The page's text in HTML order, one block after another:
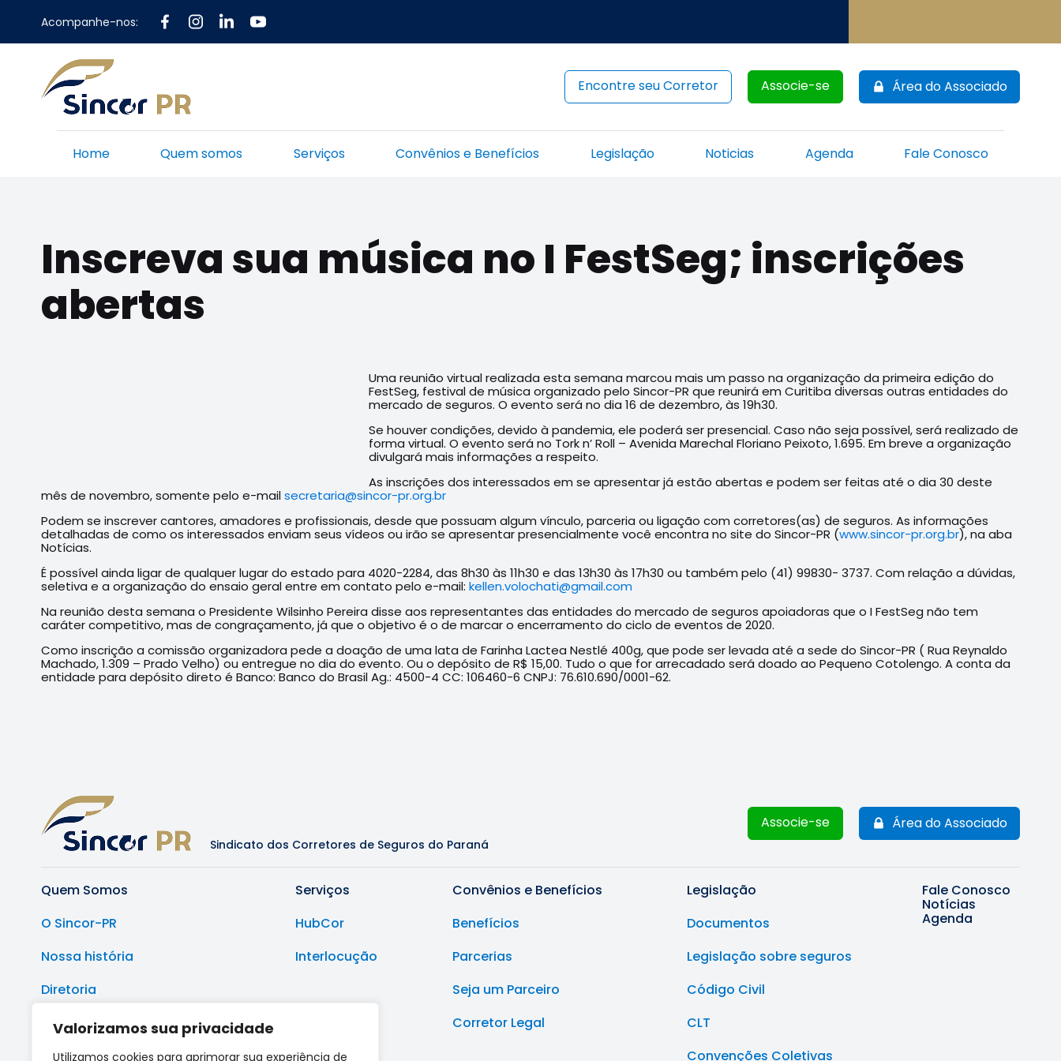
Valorizamos sua privacidade
Utilizamos cookies para aprimorar sua experiência de
Acompanhe-nos:
Encontre seu Corretor Associe-se Área do Associado
Home Quem somos Serviços Convênios e Benefícios Legislação Noticias Agenda Fale Conosco
Inscreva sua música no I FestSeg; inscrições
abertas
Uma reunião virtual realizada esta semana marcou mais um passo na organização da primeira edição do
FestSeg, festival de música organizado pelo Sincor-PR que reunirá em Curitiba diversas outras entidades do
mercado de seguros. O evento será no dia 16 de dezembro, às 19h30.
Se houver condições, devido à pandemia, ele poderá ser presencial. Caso não seja possível, será realizado de
forma virtual. O evento será no Tork n’ Roll – Avenida Marechal Floriano Peixoto, 1.695. Em breve a organização
divulgará mais informações a respeito.
As inscrições dos interessados em se apresentar já estão abertas e podem ser feitas até o dia 30 deste
mês de novembro, somente pelo e-mailsecretaria@sincor-pr.org.br
Podem se inscrever cantores, amadores e profissionais, desde que possuam algum vínculo, parceria ou ligação com corretores(as) de seguros. As informações
detalhadas de como os interessados enviam seus vídeos ou irão se apresentar presencialmente você encontra no site do Sincor-PR (www.sincor-pr.org.br), na aba
Notícias.
É possível ainda ligar de qualquer lugar do estado para 4020-2284, das 8h30 às 11h30 e das 13h30 às 17h30 ou também pelo (41) 99830- 3737. Com relação a dúvidas,
seletiva e a organização do ensaio geral entre em contato pelo e-mail: kellen.volochati@gmail.com
Na reunião desta semana o Presidente Wilsinho Pereira disse aos representantes das entidades do mercado de seguros apoiadoras que o I FestSeg não tem
caráter competitivo, mas de congraçamento, já que o objetivo é o de marcar o encerramento do ciclo de eventos de 2020.
Como inscrição a comissão organizadora pede a doação de uma lata de Farinha Lactea Nestlé 400g, que pode ser levada até a sede do Sincor-PR ( Rua Reynaldo
Machado, 1.309 – Prado Velho) ou entregue no dia do evento. Ou o depósito de R$ 15,00. Tudo o que for arrecadado será doado ao Pequeno Cotolengo. A conta da
entidade para depósito direto é Banco: Banco do Brasil Ag.: 4500-4 CC: 106460-6 CNPJ: 76.610.690/0001-62.
Sindicato dos Corretores de Seguros do Paraná
Associe-se Área do Associado
Quem Somos
O Sincor-PR
Nossa história
Diretoria
Sede e Delegacias Regionais
Serviços
HubCor
Interlocução
Convênios e Benefícios
Benefícios
Parcerias
Seja um Parceiro
Corretor Legal
Legislação
Documentos
Legislação sobre seguros
Código Civil
CLT
Convenções Coletivas
Fale Conosco
Notícias
Agenda